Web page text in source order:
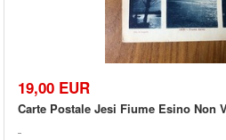
19,00 EUR
Carte Postale Jesi Fiume Esino Non